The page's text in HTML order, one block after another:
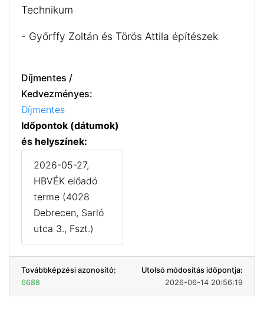
Technikum
- Győrffy Zoltán és Törös Attila építészek
Díjmentes /
Kedvezményes:
Díjmentes
Időpontok (dátumok)
és helyszínek:
2026-05-27,
HBVÉK előadó
terme (4028
Debrecen, Sarló
utca 3., Fszt.)
Továbbképzési azonosító:
6688
Utolsó módosítás időpontja:
2026-06-14 20:56:19